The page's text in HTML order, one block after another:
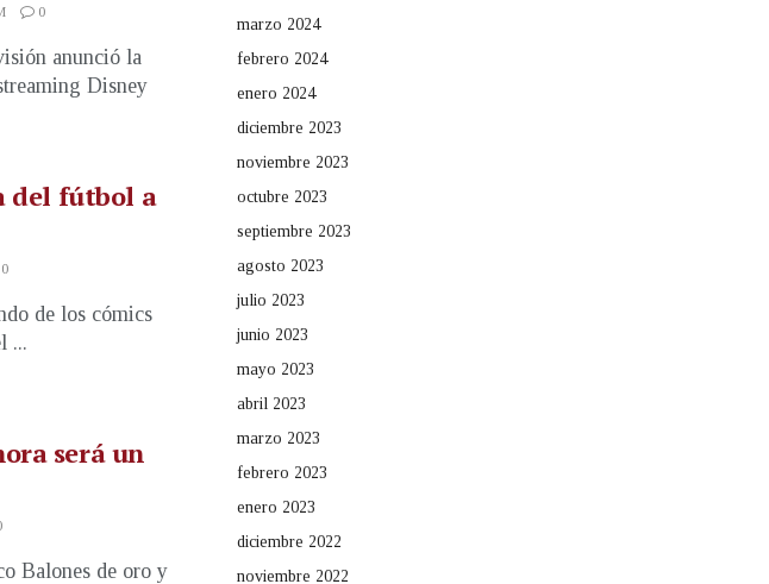
0
anunció la
Disney
del fútbol a
0
de los cómics
...
será un
Balones de oro y
marzo 2024
febrero 2024
enero 2024
diciembre 2023
noviembre 2023
octubre 2023
septiembre 2023
agosto 2023
julio 2023
junio 2023
mayo 2023
abril 2023
marzo 2023
febrero 2023
enero 2023
diciembre 2022
noviembre 2022